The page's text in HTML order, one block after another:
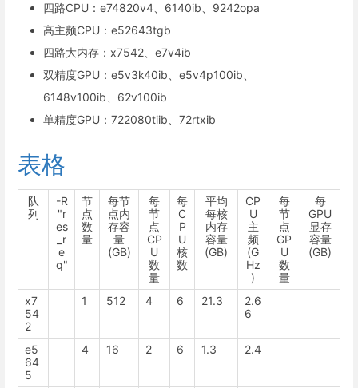
四路CPU：e74820v4、6140ib、9242opa
高主频CPU：e52643tgb
四路大内存：x7542、e7v4ib
双精度GPU：e5v3k40ib、e5v4p100ib、
6148v100ib、62v100ib
单精度GPU：722080tiib、72rtxib
表格
队
列
-R
"r
es
_r
e
q"
节
点
数
量
每节
点内
存容
量
(GB)
每
节
点
CP
U
数
量
每
C
P
U
核
数
平均
每核
内存
容量
(GB)
CP
U
主
频
(G
Hz
)
每
节
点
GP
U
数
量
每
GPU
显存
容量
(GB)
x7
54
2
1 512 4 6 21.3
2.6
6
e5
64
5
4 16 2 6 1.3 2.4